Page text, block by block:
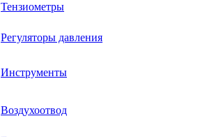
Тензиометры
Регуляторы давления
Инструменты
Воздухоотвод